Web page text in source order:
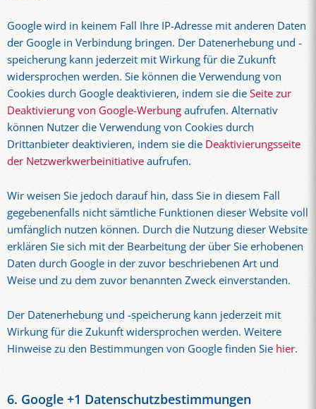
Google wird in keinem Fall Ihre IP-Adresse mit anderen Daten
der Google in Verbindung bringen. Der Datenerhebung und -
speicherung kann jederzeit mit Wirkung für die Zukunft
widersprochen werden. Sie können die Verwendung von
Cookies durch Google deaktivieren, indem sie dieSeite zur
Deaktivierung von Google-Werbungaufrufen. Alternativ
können Nutzer die Verwendung von Cookies durch
Drittanbieter deaktivieren, indem sie die Deaktivierungsseite
der Netzwerkwerbeinitiativeaufrufen.
Wir weisen Sie jedoch darauf hin, dass Sie in diesem Fall
gegebenenfalls nicht sämtliche Funktionen dieser Website voll
umfänglich nutzen können. Durch die Nutzung dieser Website
erklären Sie sich mit der Bearbeitung der über Sie erhobenen
Daten durch Google in der zuvor beschriebenen Art und
Weise und zu dem zuvor benannten Zweck einverstanden.
Der Datenerhebung und -speicherung kann jederzeit mit
Wirkung für die Zukunft widersprochen werden. Weitere
Hinweise zu den Bestimmungen von Google finden Sie hier.
6. Google +1 Datenschutzbestimmungen